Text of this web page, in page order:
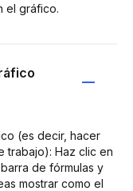
el gráfico.
(es decir, hacer
trabajo): Haz clic en
de fórmulas y
mostrar como el